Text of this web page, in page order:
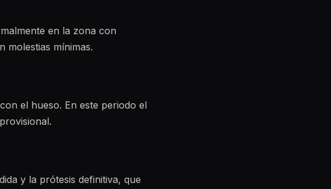
en la zona con
molestias mínimas.
el hueso. En este periodo el
y la prótesis definitiva, que